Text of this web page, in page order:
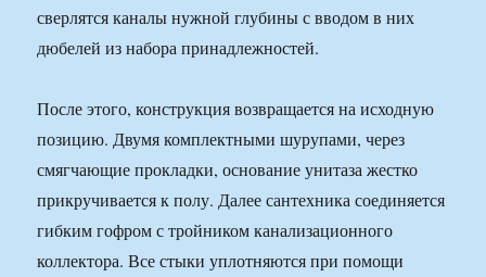
сверлятся каналы нужной глубины с вводом в них
дюбелей из набора принадлежностей.
После этого, конструкция возвращается на исходную
позицию. Двумя комплектными шурупами, через
смягчающие прокладки, основание унитаза жестко
прикручивается к полу. Далее сантехника соединяется
гибким гофром с тройником канализационного
коллектора. Все стыки уплотняются при помощи